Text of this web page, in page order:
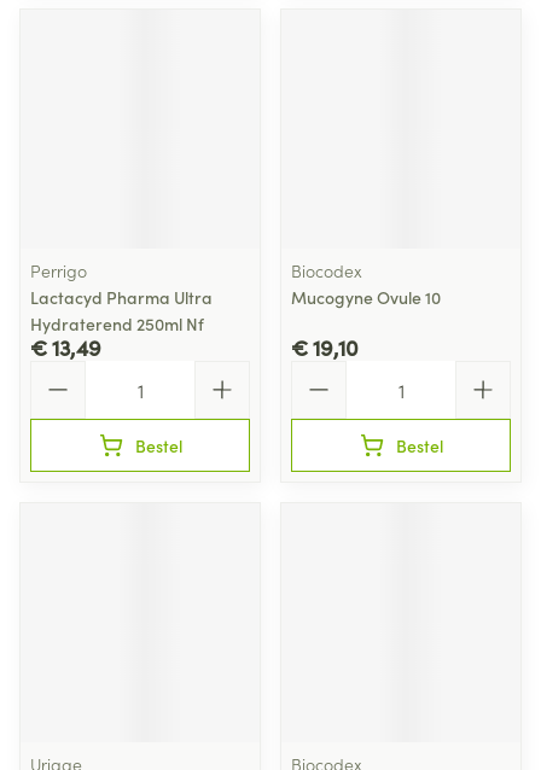
Perrigo
Lactacyd Pharma Ultra
Hydraterend 250ml Nf
€ 13,49
Bestel
Biocodex
Mucogyne Ovule 10
€ 19,10
Bestel
Uriage Biocodex